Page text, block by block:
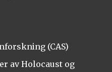
(CAS)
av Holocaust og